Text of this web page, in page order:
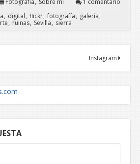
Fotografía Sobre mí
1 comentario
digital flickr fotografía
galería
ruinas Sevilla sierra
Instagram